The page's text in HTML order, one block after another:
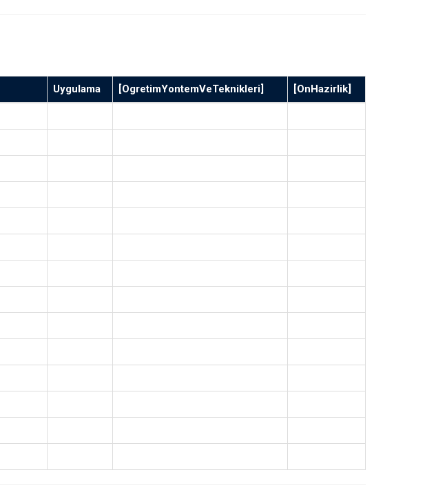
Uygulama [OgretimYontemVeTeknikleri] [OnHazirlik]